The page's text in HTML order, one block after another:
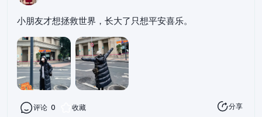
小朋友才想拯救世界，长大了只想平安喜乐。
评论 0 收藏 分享